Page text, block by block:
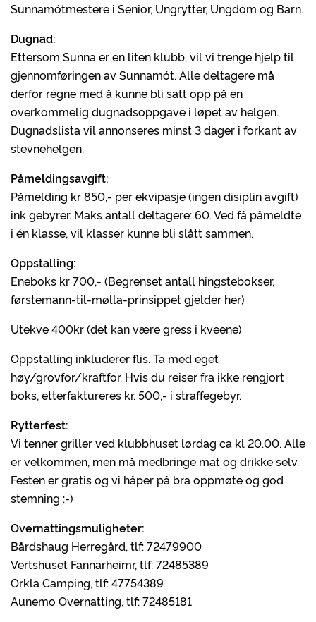
Sunnamótmestere i Senior, Ungrytter, Ungdom og Barn.
Dugnad:
Ettersom Sunna er en liten klubb, vil vi trenge hjelp til
gjennomføringen av Sunnamót. Alle deltagere må
derfor regne med å kunne bli satt opp på en
overkommelig dugnadsoppgave i løpet av helgen.
Dugnadslista vil annonseres minst 3 dager i forkant av
stevnehelgen.
Påmeldingsavgift:
Påmelding kr 850,- per ekvipasje (ingen disiplin avgift)
ink gebyrer. Maks antall deltagere: 60. Ved få påmeldte
i én klasse, vil klasser kunne bli slått sammen.
Oppstalling:
Eneboks kr 700,- (Begrenset antall hingstebokser,
førstemann-til-mølla-prinsippet gjelder her)
Utekve 400kr (det kan være gress i kveene)
Oppstalling inkluderer flis. Ta med eget
høy/grovfor/kraftfor. Hvis du reiser fra ikke rengjort
boks, etterfaktureres kr. 500,- i straffegebyr.
Rytterfest:
Vi tenner griller ved klubbhuset lørdag ca kl 20.00. Alle
er velkommen, men må medbringe mat og drikke selv.
Festen er gratis og vi håper på bra oppmøte og god
stemning :-)
Overnattingsmuligheter:
Bårdshaug Herregård, tlf: 72479900
Vertshuset Fannarheimr, tlf: 72485389
Orkla Camping, tlf: 47754389
Aunemo Overnatting, tlf: 72485181